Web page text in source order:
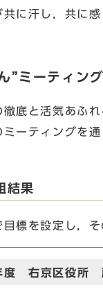
に汗し，共に感
”ミーティン
底と活気あふれ
ミーティングを
結果
標を設定し，そ
度 右京区役所